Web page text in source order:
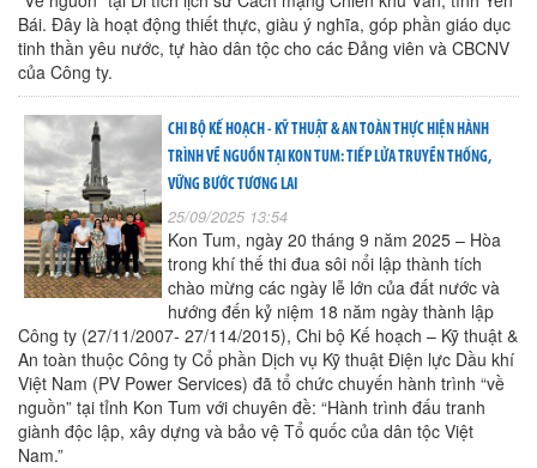
Bái. Đây là hoạt động thiết thực, giàu ý nghĩa, góp phần giáo dục
tinh thần yêu nước, tự hào dân tộc cho các Đảng viên và CBCNV
của Công ty.
CHI BỘ KẾ HOẠCH - KỸ THUẬT & AN TOÀN THỰC HIỆN HÀNH
TRÌNH VỀ NGUỒN TẠI KON TUM: TIẾP LỬA TRUYỀN THỐNG,
VỮNG BƯỚC TƯƠNG LAI
25/09/2025 13:54
Kon Tum, ngày 20 tháng 9 năm 2025 – Hòa
trong khí thế thi đua sôi nổi lập thành tích
chào mừng các ngày lễ lớn của đất nước và
hướng đến kỷ niệm 18 năm ngày thành lập
Công ty (27/11/2007- 27/114/2015), Chi bộ Kế hoạch – Kỹ thuật &
An toàn thuộc Công ty Cổ phần Dịch vụ Kỹ thuật Điện lực Dầu khí
Việt Nam (PV Power Services) đã tổ chức chuyến hành trình “về
nguồn” tại tỉnh Kon Tum với chuyên đề: “Hành trình đấu tranh
giành độc lập, xây dựng và bảo vệ Tổ quốc của dân tộc Việt
Nam.”